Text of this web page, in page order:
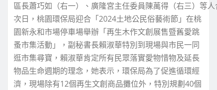
區長蕭巧如（右一）、廣隆宮主任委員陳萬得（右三）等
次日，桃園環保局迎合「2024土地公民俗藝術節」在桃
園新永和市場停車場舉辦「再生木作文創展售暨舊愛跳
蚤市集活動」，副秘書長賴淑華特別到現場與市民一同
逛市集尋寶，賴淑華肯定所有民眾落實愛物惜物及延長
物品生命週期的理念，她表示，環保局為了促進循環經
濟，現場除有12個再生文創商品攤位外，特別規劃40個